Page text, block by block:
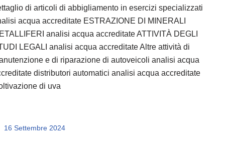
di articoli di abbigliamento in esercizi specializzati
acqua accreditate ESTRAZIONE DI MINERALI
analisi acqua accreditate ATTIVITÀ DEGLI
LEGALI analisi acqua accreditate Altre attività di
e di riparazione di autoveicoli analisi acqua
distributori automatici analisi acqua accreditate
di uva
16 Settembre 2024